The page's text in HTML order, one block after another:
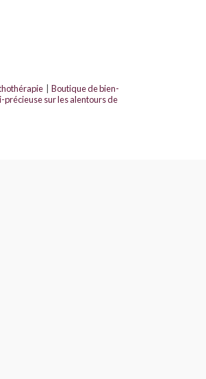
| Boutique de bien-
précieuse sur les alentours de